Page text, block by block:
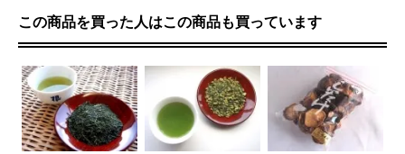
この商品を買った人はこの商品も買っています